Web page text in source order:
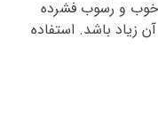
خوب و رسوب فشرده
زیاد باشد. استفاده